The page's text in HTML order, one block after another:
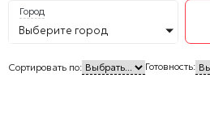
Город
Выберите город
Сортировать по: Готовность: